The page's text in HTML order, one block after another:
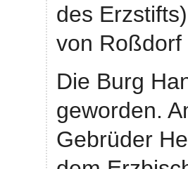
des
von
Die Burg
geworden.
Gebrüder